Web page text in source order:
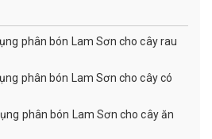
phân bón Lam Sơn cho cây rau
phân bón Lam Sơn cho cây có
phân bón Lam Sơn cho cây ăn